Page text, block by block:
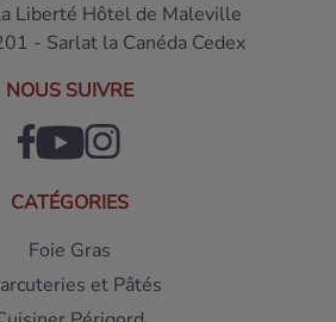
Liberté Hôtel de Maleville
- Sarlat la Canéda Cedex
NOUS SUIVRE
CATÉGORIES
Foie Gras
et Pâtés